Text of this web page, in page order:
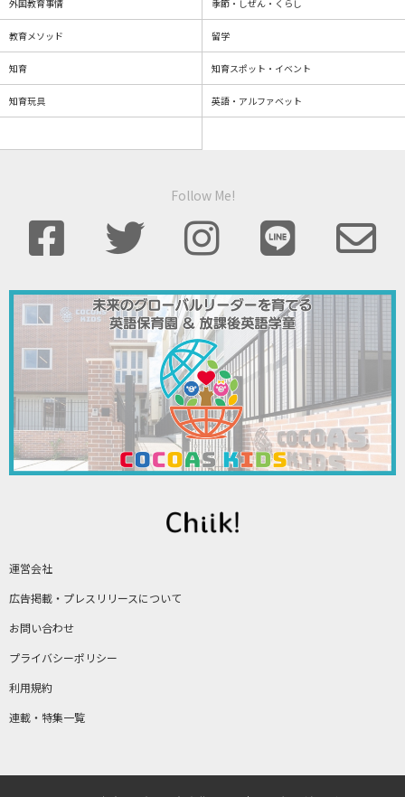
運営会社
広告掲載・プレスリリースについて
お問い合わせ
プライバシーポリシー
利用規約
連載・特集一覧
外国教育事情 季節・しぜん・くらし
教育メソッド 留学
知育 知育スポット・イベント
知育玩具 英語・アルファベット
Follow Me!